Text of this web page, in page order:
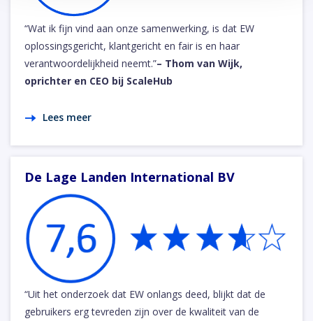
“Wat ik fijn vind aan onze samenwerking, is dat EW
oplossingsgericht, klantgericht en fair is en haar
verantwoordelijkheid neemt.”– Thom van Wijk,
oprichter en CEO bij ScaleHub
Lees meer
De Lage Landen International BV
“Uit het onderzoek dat EW onlangs deed, blijkt dat de
gebruikers erg tevreden zijn over de kwaliteit van de